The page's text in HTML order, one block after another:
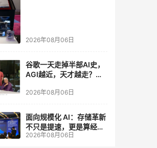
2026年08月06日
谷歌一天走掉半部AI史，
AGI越近，天才越走？大
自己的研发节奏
2026年08月06日
面向规模化 AI：存储革新
不只是提速，更是算经济
账
2026年08月06日